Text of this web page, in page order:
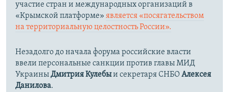
участие стран и международных организаций в
«Крымской платформе» является «посягательством
на территориальную целостность России».
Незадолго до начала форума российские власти
ввели персональные санкции против главы МИД
УкраиныДмитрия Кулебыи секретаря СНБО Алексея
Данилова.